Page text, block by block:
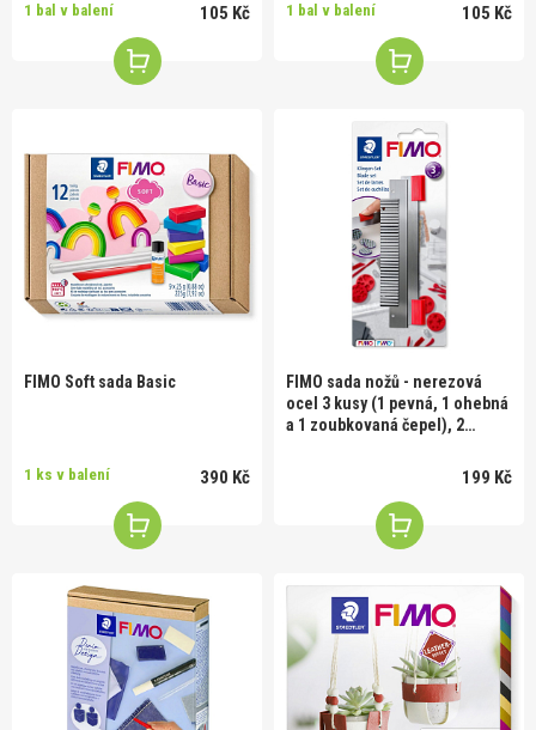
1 bal v balení 105 Kč 1 bal v balení 105 Kč
FIMO Soft sada Basic
1 ks v balení 390 Kč
FIMO sada nožů - nerezová
ocel 3 kusy (1 pevná, 1 ohebná
a 1 zoubkovaná čepel), 2
199 Kč